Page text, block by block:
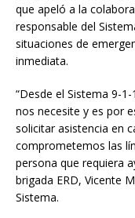
que apeló a la
responsable del
situaciones de
inmediata.
“Desde el Sistema 9-
nos necesite y es por
solicitar asistencia en
comprometemos las
persona que requiera
brigada ERD, Vicente
Sistema.